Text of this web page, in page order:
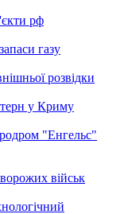
рф
газу
розвідки
у Криму
"Енгельс"
військ